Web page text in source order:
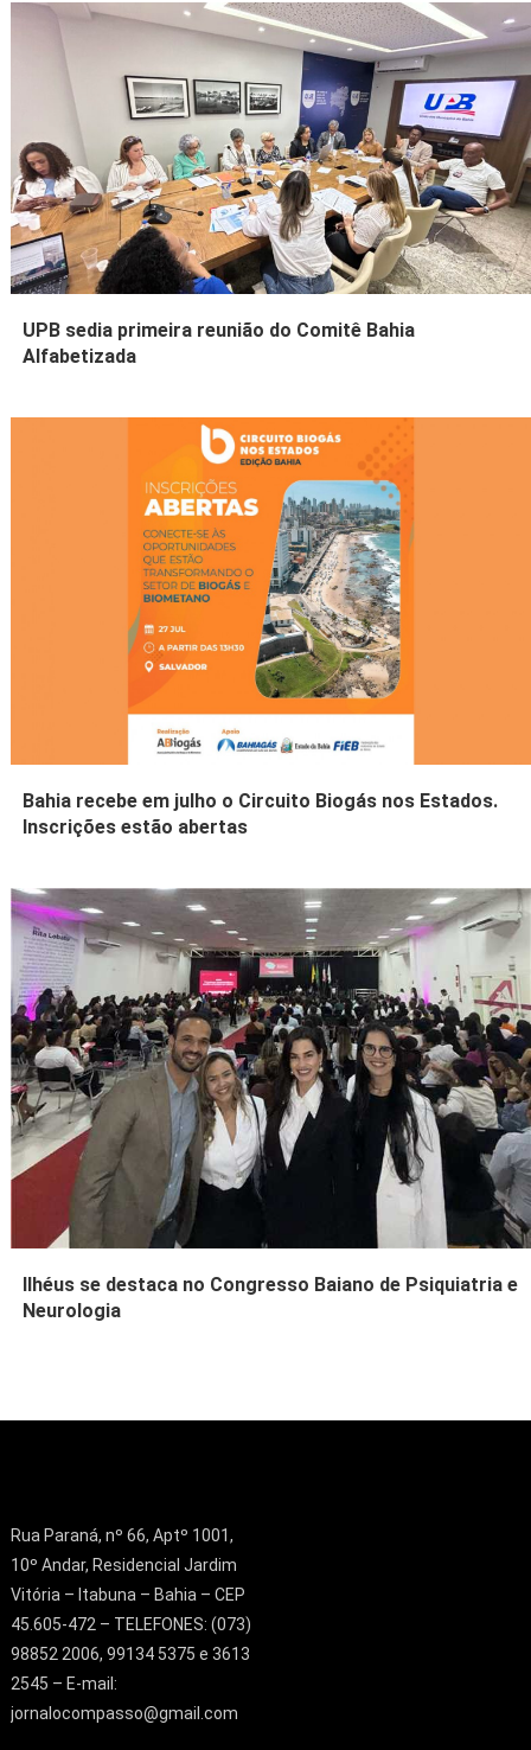
UPB sedia primeira reunião do Comitê Bahia
Alfabetizada
Bahia recebe em julho o Circuito Biogás nos Estados.
Inscrições estão abertas
Ilhéus se destaca no Congresso Baiano de Psiquiatria e
Neurologia
Rua Paraná, nº 66, Aptº 1001,
10º Andar, Residencial Jardim
Vitória – Itabuna – Bahia – CEP
45.605-472 – TELEFONES: (073)
98852 2006, 99134 5375 e 3613
2545 – E-mail:
jornalocompasso@gmail.com